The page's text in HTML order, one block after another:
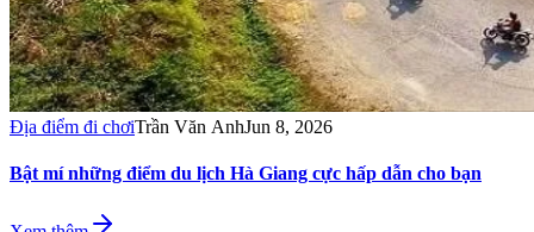
Địa điểm đi chơiTrần Văn AnhJun 8, 2026
Bật mí những điểm du lịch Hà Giang cực hấp dẫn cho bạn